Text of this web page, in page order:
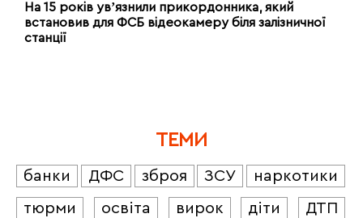
На 15 років увʼязнили прикордонника, який
встановив для ФСБ відеокамеру біля залізничної
станції
ТЕМИ
банки ДФС зброя ЗСУ
наркотики
тюрми
освіта вирок діти
ДТП